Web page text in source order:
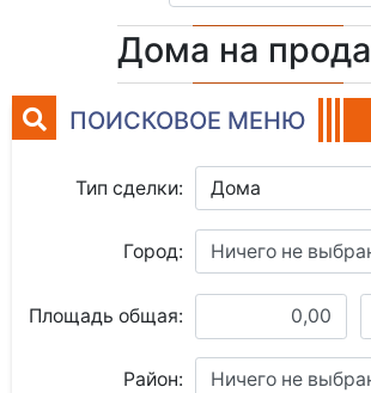
Дома на
ПОИСКОВОЕ МЕНЮ
Тип сделки: Дома
Город: Ничего не
Площадь общая:
Район: Ничего не